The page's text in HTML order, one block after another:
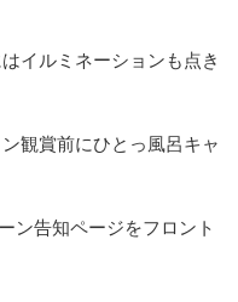
イルミネーションも点き
観賞前にひとっ風呂キャ
ン告知ページをフロント